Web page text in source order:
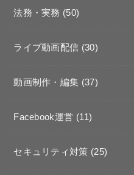
法務・実務 (50)
ライブ動画配信 (30)
動画制作・編集 (37)
Facebook運営 (11)
セキュリティ対策 (25)